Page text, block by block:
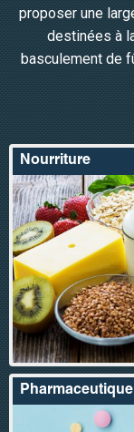
proposer une
destinées à
basculement de
Nourriture